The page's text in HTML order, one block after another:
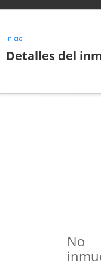
Inicio
Detalles del
No